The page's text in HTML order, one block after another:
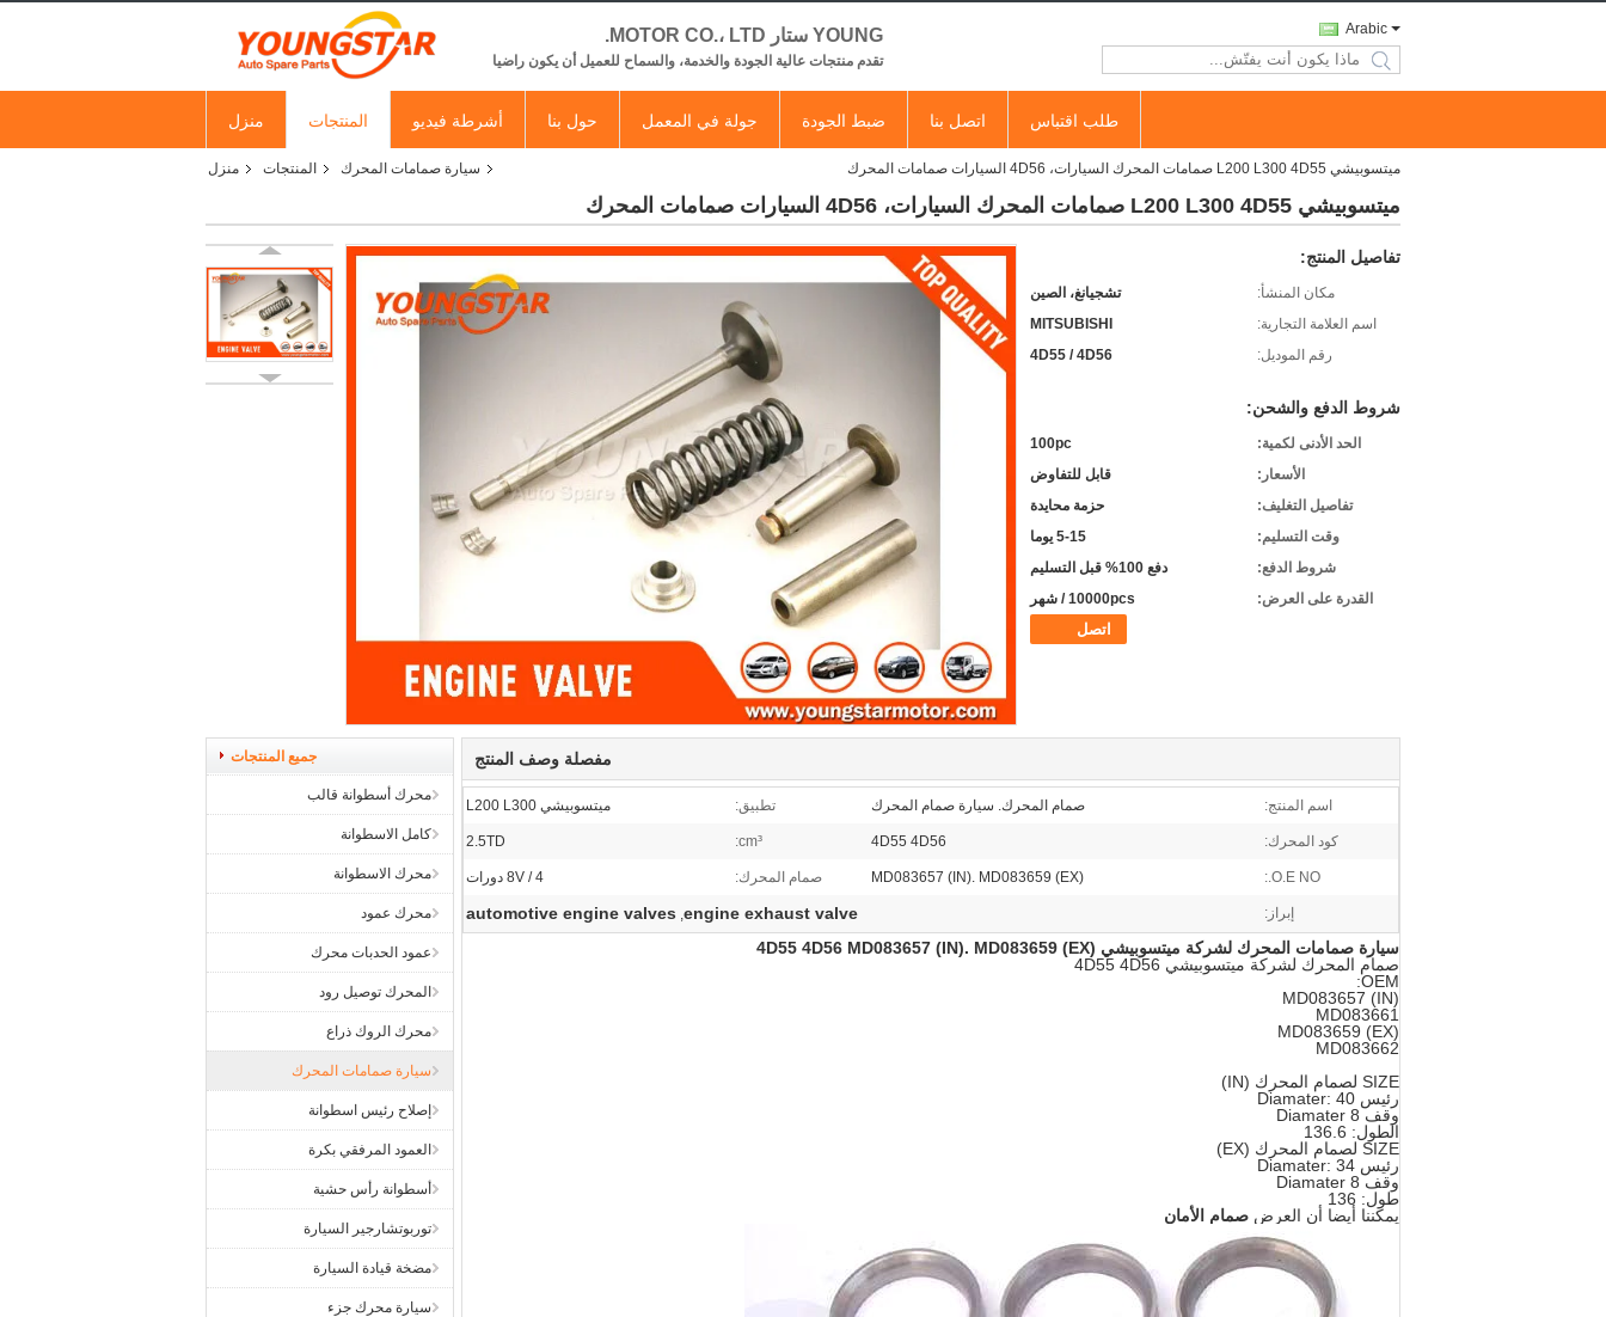
YOUNG ستار MOTOR CO.، LTD.
تقدم منتجات عالية الجودة والخدمة، والسماح للعميل أن يكون راضيا
Arabic
search
منزل المنتجات أشرطة فيديو حول بنا جولة في المعمل ضبط الجودة اتصل بنا طلب اقتباس
منزل المنتجات سيارة صمامات المحرك ميتسوبيشي L200 L300 4D55 صمامات المحرك السيارات، 4D56 السيارات صمامات المحرك
ميتسوبيشي L200 L300 4D55 صمامات المحرك السيارات، 4D56 السيارات صمامات المحرك
تفاصيل المنتج:
مكان المنشأ:
تشجيانغ، الصين
اسم العلامة التجارية:
MITSUBISHI
رقم الموديل:
4D55 / 4D56
شروط الدفع والشحن:
الحد الأدنى لكمية:
100pc
الأسعار:
قابل للتفاوض
تفاصيل التغليف:
حزمة محايدة
وقت التسليم:
5-15 يوما
شروط الدفع:
دفع 100% قبل التسليم
القدرة على العرض:
10000pcs / شهر
اتصل
جميع المنتجات
محرك أسطوانة قالب
كامل الاسطوانة
محرك الاسطوانة
محرك عمود
عمود الحدبات محرك
المحرك توصيل رود
محرك الروك ذراع
سيارة صمامات المحرك
إصلاح رئيس اسطوانة
العمود المرفقي بكرة
أسطوانة رأس حشية
توربوتشارجير السيارة
مضخة قيادة السيارة
سيارة محرك جزء
مفصلة وصف المنتج
اسم المنتج: صمام المحرك. سيارة صمام المحرك تطبيق: ميتسوبيشي L200 L300
كود المحرك: 4D55 4D56
cm³:
2.5TD
O.E NO.:
MD083657 (IN). MD083659 (EX) صمام المحرك: 8V / 4 دورات
إبراز: engine exhaust valve
,
automotive engine valves
سيارة صمامات المحرك لشركة ميتسوبيشي 4D55 4D56 MD083657 (IN). MD083659 (EX)
صمام المحرك لشركة ميتسوبيشي 4D55 4D56
OEM:
MD083657 (IN)
MD083661
MD083659 (EX)
MD083662
SIZE لصمام المحرك (IN)
رئيس Diamater: 40
وقف Diamater 8
الطول: 136.6
SIZE لصمام المحرك (EX)
رئيس Diamater: 34
وقف Diamater 8
طول: 136
يمكننا أيضا أن العرض صمام الأمان